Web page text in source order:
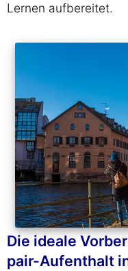
Lernen aufbereitet.
Die ideale
pair-Aufenthalt